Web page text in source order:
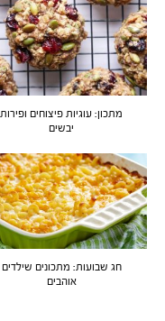
מתכון: עוגיות פיצוחים ופירות
יבשים
חג שבועות: מתכונים שילדים
אוהבים